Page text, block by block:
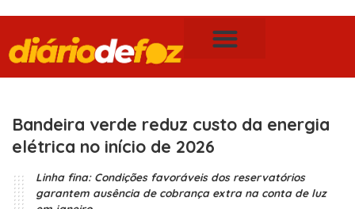
Bandeira verde reduz custo da energia
elétrica no início de 2026
Linha fina: Condições favoráveis dos reservatórios
garantem ausência de cobrança extra na conta de luz